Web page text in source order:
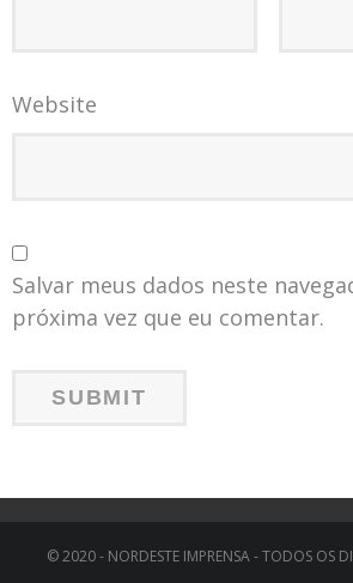
Website
Salvar meus dados neste
próxima vez que eu comentar.
© 2020 - NORDESTE IMPRENSA - TODOS OS